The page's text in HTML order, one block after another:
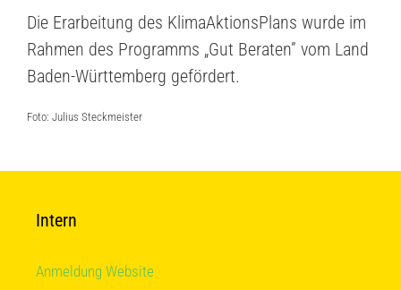
Die Erarbeitung des KlimaAktionsPlans wurde im
Rahmen des Programms „Gut Beraten” vom Land
Baden-Württemberg gefördert.
Foto: Julius Steckmeister
Intern
Anmeldung Website